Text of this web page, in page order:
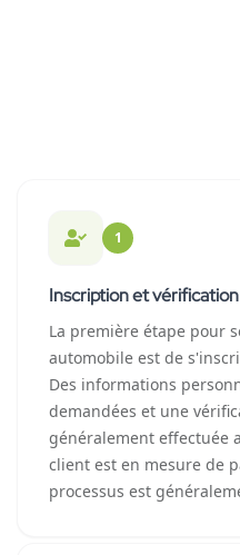
1
Inscription et
La première étape pour
automobile est de
Des informations
demandées et une
généralement effectuée
client est en mesure de
processus est